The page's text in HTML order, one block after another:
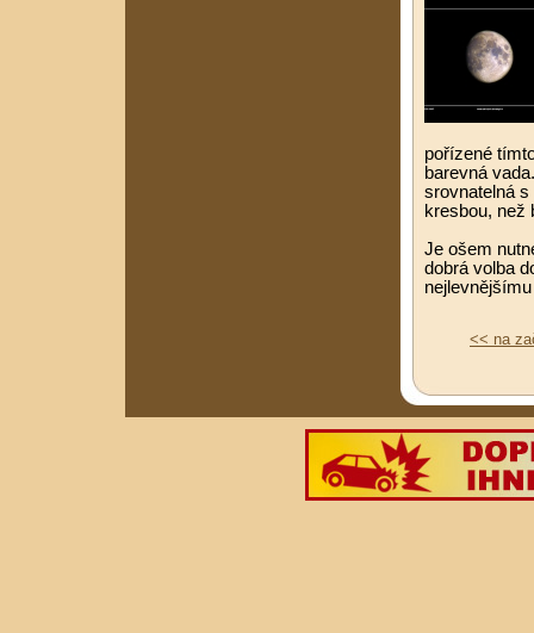
pořízené
barevná
srovnatelná s
kresbou, než
Je ošem
dobrá volba
<< na